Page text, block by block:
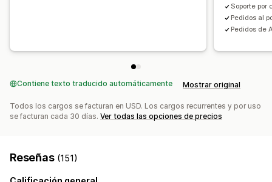
Soporte por
Pedidos al
Pedidos de
Contiene texto traducido automáticamente Mostrar original
Todos los cargos se facturan en USD. Los cargos recurrentes y por uso
se facturan cada 30 días. Ver todas las opciones de precios
Reseñas (151)